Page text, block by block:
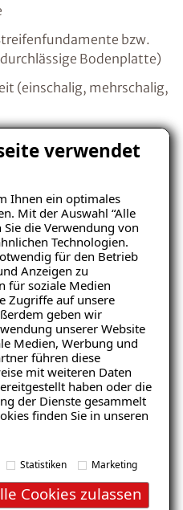
verwendet
Ihnen ein optimales
Mit der Auswahl “Alle
Sie die Verwendung von
Technologien.
für den Betrieb
Anzeigen zu
für soziale Medien
Zugriffe auf unsere
geben wir
unserer Website
Medien, Werbung und
führen diese
mit weiteren Daten
haben oder die
der Dienste gesammelt
finden Sie in unseren
Statistiken Marketing
Cookies zulassen
bzw.
Bodenplatte)
(einschalig, mehrschalig,
und Lüftungsverhalten
bedingte
(Leckagen etc.)
Feuchtigkeit. Hier
eindringende Feuchte.
die sich in
Putzabplatzungen, bis
zeigen.
und Schimmel:
Feuchtigkeit
Tipps gegen